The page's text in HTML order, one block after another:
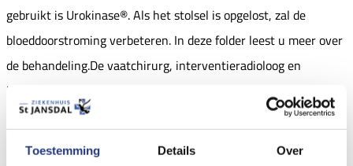
Toestemming Details Over
gebruikt is Urokinase®. Als het stolsel is opgelost, zal de
bloeddoorstroming verbeteren. In deze folder leest u meer over
de behandeling.De vaatchirurg, interventieradioloog en
intensivist van ons ziekenhuis hebben na overleg gezamenlijk
het besluit genomen om u een behandeling aan te raden met